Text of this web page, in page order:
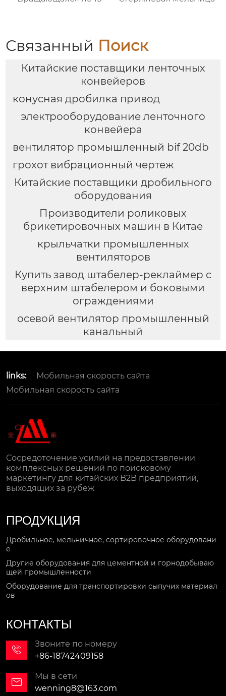
Связанный Поиск
Китайские поставщики ленточных
конвейеров
конусная дробилка привод
электрооборудование ленточного
конвейера
вентилятор промышленный bif 20db
грохот вибрационный чертеж
Китайские поставщики дробильного
оборудования
Производители роликовых
брикетировочных машин в Китае
крыльчатки промышленных
вентиляторов
Купить завод штабелер-реклаймер с
верхним штабелером и боковыми
ограждениями
осевой вентилятор промышленный
канальный
links:
Мобильная скорость сайта
Мобильная скорость сайта
Сосредоточение усилий на предоставлении
комплексных решений по поисковому
маркетингу для китайских B2B предприятий,
выходящих за рубеж
ПРОДУКЦИЯ
Дробильное, мельничное, сортировочное оборудовани
е
Другие оборудования для цементной и горнодобываю
щей промышленности
Оборудование для транспортировки сыпучих материал
ов
КОНТАКТЫ

Звоните по номеру
+86-18742409158

Мы в сети
wenning8@163.com